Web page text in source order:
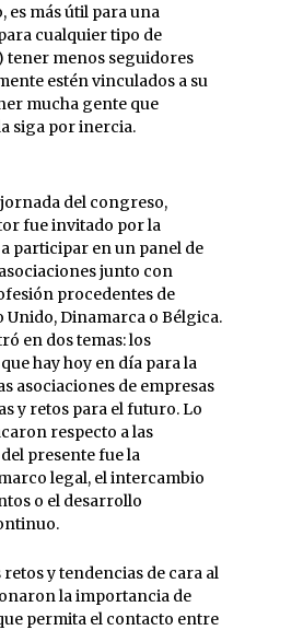
es más útil para una
cualquier tipo de
menos seguidores
estén vinculados a su
mucha gente que
siga por inercia.
del congreso,
fue invitado por la
participar en un panel de
junto con
procedentes de
Unido, Dinamarca o Bélgica.
en dos temas: los
hay hoy en día para la
asociaciones de empresas
y retos para el futuro. Lo
respecto a las
presente fue la
legal, el intercambio
o el desarrollo
retos y tendencias de cara al
la importancia de
permita el contacto entre